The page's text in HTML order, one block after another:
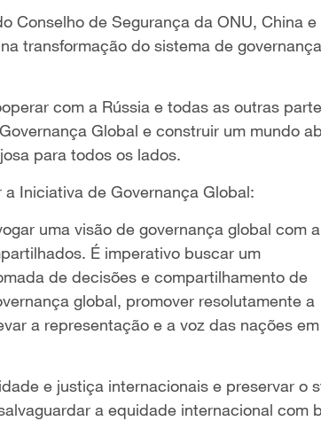
Conselho de Segurança da ONU, China e
transformação do sistema de governança
com a Rússia e todas as outras
Global e construir um mundo
para todos os lados.
Iniciativa de Governança Global:
uma visão de governança global com
É imperativo buscar um
de decisões e compartilhamento de
global, promover resolutamente a
a representação e a voz das nações em
e justiça internacionais e preservar o
a equidade internacional com